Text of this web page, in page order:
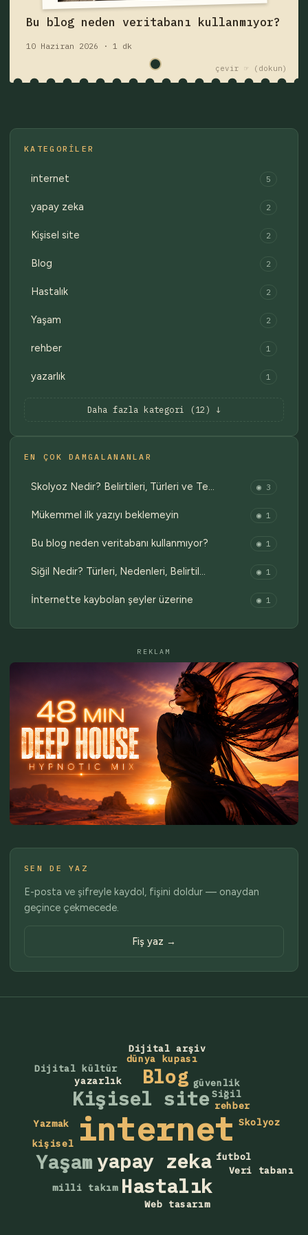
Bu blog neden veritabanı kullanmıyor?
10 Haziran 2026 · 1 dk
çevir ☞
Fişi çek — yazıyı oku
Eski fişler →
KATEGORILER
internet 5
yapay zeka 2
Kişisel site 2
Blog 2
Hastalık 2
Yaşam 2
rehber 1
yazarlık 1
Daha fazla kategori (12) ↓
EN ÇOK DAMGALANANLAR
Skolyoz Nedir? Belirtileri, Türleri ve Te… ◉ 3
Mükemmel ilk yazıyı beklemeyin ◉ 1
Bu blog neden veritabanı kullanmıyor? ◉ 1
Siğil Nedir? Türleri, Nedenleri, Belirtil… ◉ 1
İnternette kaybolan şeyler üzerine ◉ 1
REKLAM
SEN DE YAZ
E-posta ve şifreyle kaydol, fişini doldur — onaydan
geçince çekmecede.
Fiş yaz →
internet
yapay zeka
Kişisel site
Blog
Hastalık
Yaşam
rehber
yazarlık güvenlik
kişisel
futbol
milli takım
dünya kupası
Web tasarım
Dijital kültür
Yazmak
Dijital arşiv
Siğil
Skolyoz
Veri tabanı